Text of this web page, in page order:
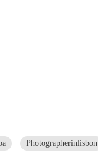
Photographerinlisbon